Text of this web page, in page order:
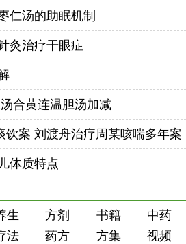
仁汤的助眠机制
灸治疗干眼症
合黄连温胆汤加减
饮案 刘渡舟治疗周某咳喘多年案
体质特点
生 方剂 书籍
中药
法 药方 方集
视频